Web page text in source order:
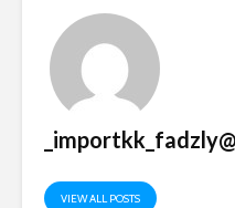
VIEW ALL POSTS